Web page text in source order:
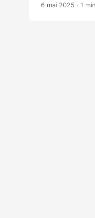
6 mai 2025 · 1 min